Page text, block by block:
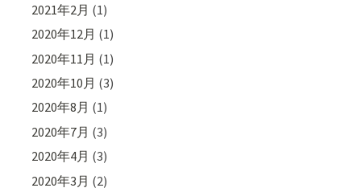
2021年2月 (1)
2020年12月 (1)
2020年11月 (1)
2020年10月 (3)
2020年8月 (1)
2020年7月 (3)
2020年4月 (3)
2020年3月 (2)